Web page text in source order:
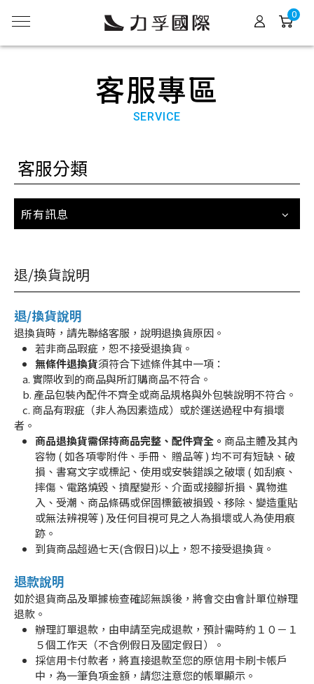
客服專區
SERVICE
客服分類
所有訊息
退/換貨說明
退/換貨說明
退換貨時，請先聯絡客服，說明退換貨原因。
若非商品瑕疵，恕不接受退換貨。
無條件退換貨須符合下述條件其中一項：
a. 實際收到的商品與所訂購商品不符合。
b. 產品包裝內配件不齊全或商品規格與外包裝說明不符合。
c. 商品有瑕疵（非人為因素造成）或於運送過程中有損壞
者。
商品退換貨需保持商品完整、配件齊全。 商品主體及其內
容物 ( 如各項零附件、手冊、 贈品等 ) 均不可有短缺、破
損、書寫文字或標記、使用或安裝錯誤之破壞 ( 如刮痕、
摔傷、電路燒毀、擠壓變形、介面或接腳折損、異物進
入、受潮、商品條碼或保固標籤被損毀、移除、變造重貼
或無法辨視等 ) 及任何目視可見之人為損壞或人為使用痕
跡。
到貨商品超過七天(含假日)以上，恕不接受退換貨。
退款說明
如於退貨商品及單據檢查確認無誤後，將會交由會計單位辦理
退款。
辦理訂單退款，由申請至完成退款，預計需時約１０－１
５個工作天（不含例假日及國定假日）。
採信用卡付款者，將直接退款至您的原信用卡刷卡帳戶
中，為一筆負項金額，請您注意您的帳單顯示。
0